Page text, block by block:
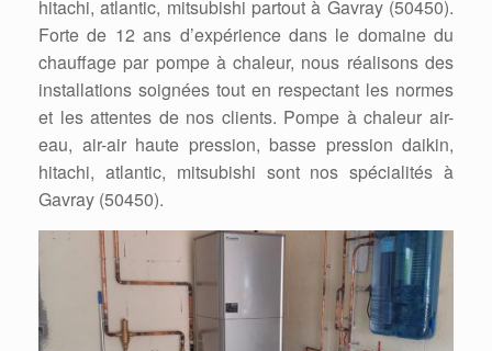
hitachi, atlantic, mitsubishi partout à Gavray (50450).
Forte de 12 ans d’expérience dans le domaine du
chauffage par pompe à chaleur, nous réalisons des
installations soignées tout en respectant les normes
et les attentes de nos clients. Pompe à chaleur air-
eau, air-air haute pression, basse pression daikin,
hitachi, atlantic, mitsubishi sont nos spécialités à
Gavray (50450).